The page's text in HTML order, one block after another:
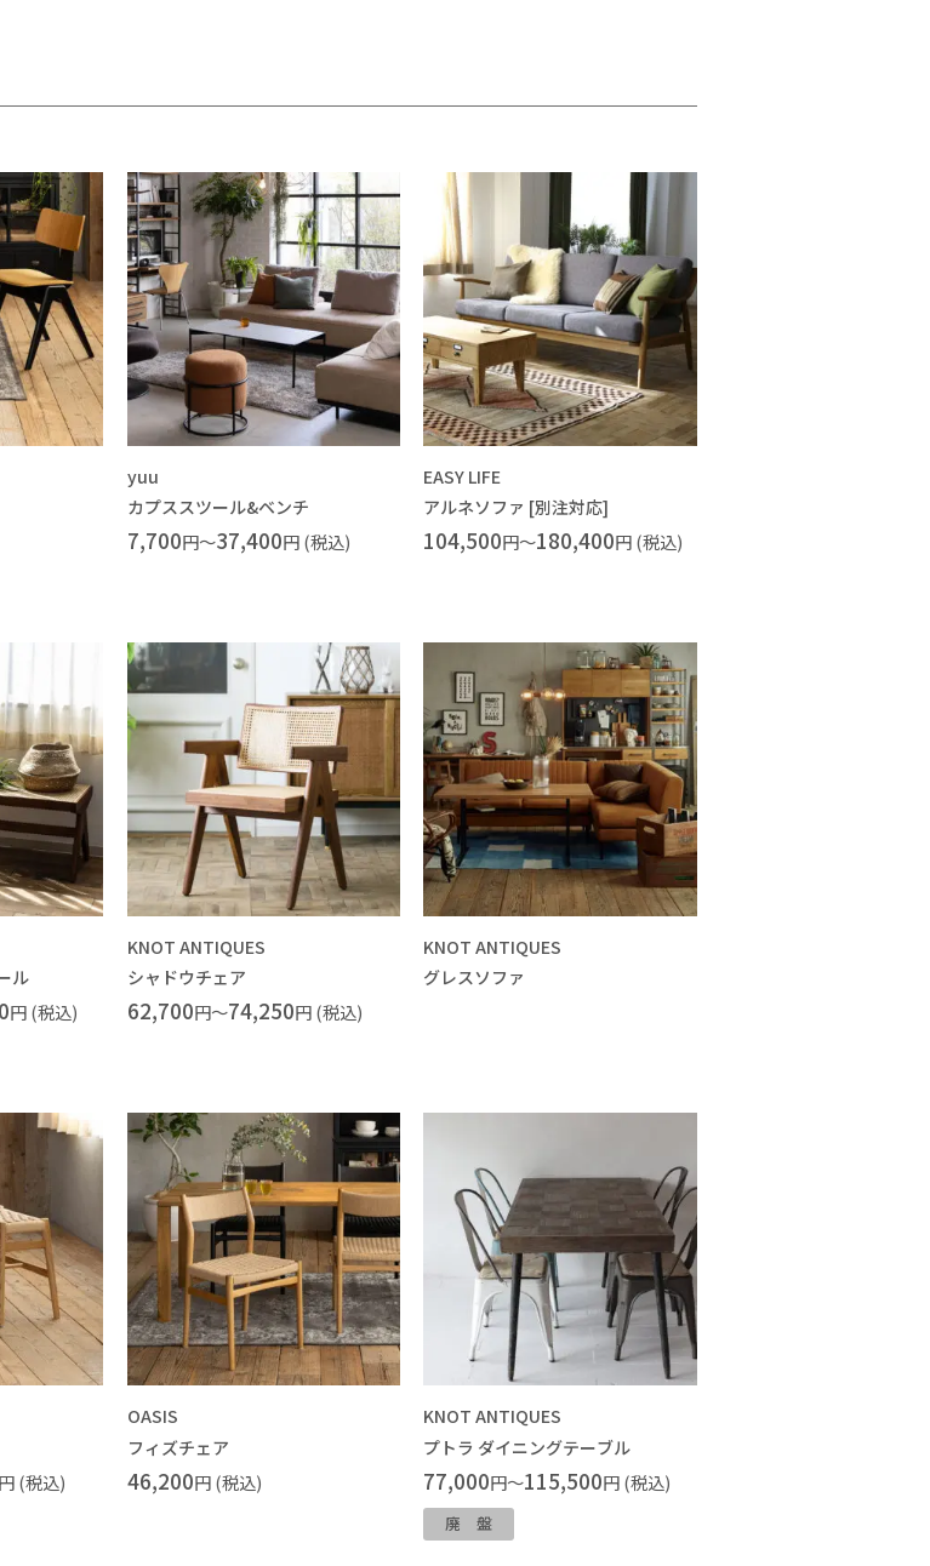
yuu
カプススツール&ベンチ
7,700円～37,400円 (税込)
EASY LIFE
アルネソファ [別注対応]
104,500円～180,400円 (税込)
ル
円 (税込)
KNOT ANTIQUES
シャドウチェア
62,700円～74,250円 (税込)
KNOT ANTIQUES
グレスソファ
円 (税込)
OASIS
フィズチェア
46,200円 (税込)
KNOT ANTIQUES
プトラ ダイニングテーブル
77,000円～115,500円 (税込)
廃盤